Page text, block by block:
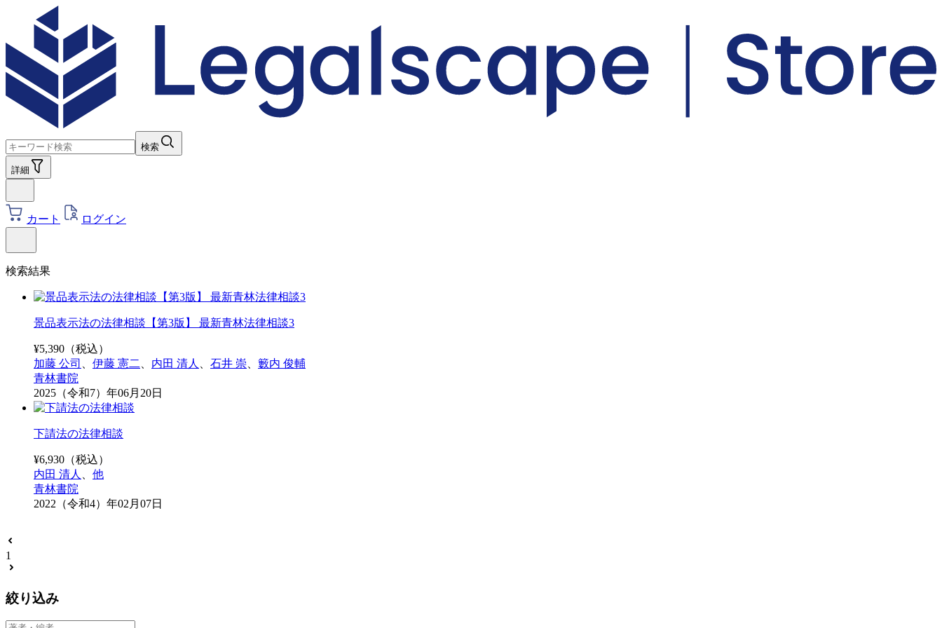
検索
詳細
カート ログイン
検索結果
景品表示法の法律相談【第3版】 最新青林法律相談3
¥5,390 （税込）
加藤 公司
伊藤 憲二 内田 清人 石井 崇
籔内 俊輔
青林書院
2025（令和7）年06月20日
下請法の法律相談
¥6,930 （税込）
内田 清人
他
青林書院
2022（令和4）年02月07日
1
絞り込み